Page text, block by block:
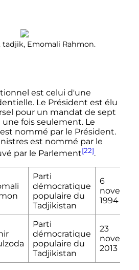
Emomali Rahmon.
est celui d'une
Le Président est élu
pour un mandat de sept
une fois seulement. Le
nommé par le Président.
est nommé par le
par le Parlement[22].
Parti
démocratique
populaire du
Tadjikistan
6
1994
Parti
démocratique
populaire du
Tadjikistan
23
2013